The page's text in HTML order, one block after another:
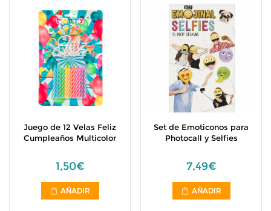
Juego de 12 Velas Feliz
Cumpleaños Multicolor
1,50€
AÑADIR
Set de Emoticonos para
Photocall y Selfies
7,49€
AÑADIR